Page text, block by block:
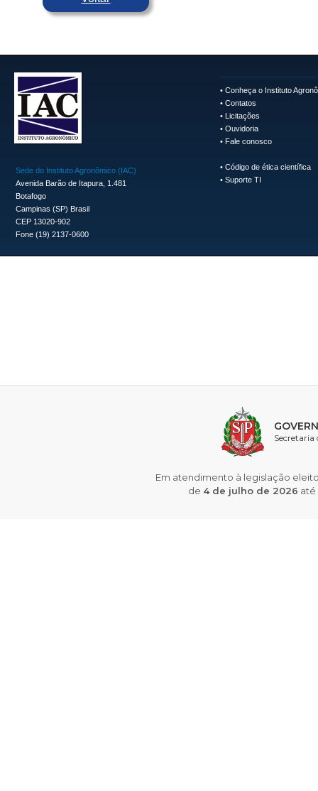
Sede do Instituto Agronômico (IAC)
Avenida Barão de Itapura, 1.481
Botafogo
Campinas (SP) Brasil
CEP 13020-902
Fone (19) 2137-0600
• Conheça o Instituto
• Contatos
• Licitações
• Ouvidoria
• Fale conosco
• Código de ética científica
• Suporte TI